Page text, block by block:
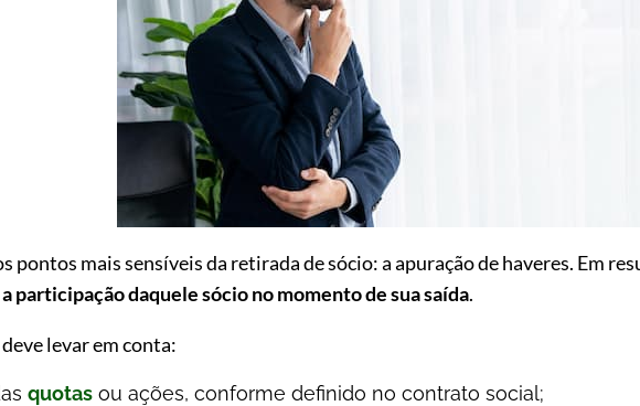
pontos mais sensíveis da retirada de sócio: a apuração de haveres. Em
participação daquele sócio no momento de sua saída.
levar em conta:
quotas ou ações, conforme definido no contrato social;